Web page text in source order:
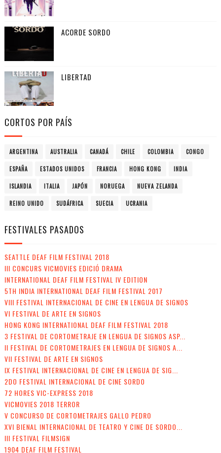
ACORDE SORDO
LIBERTAD
CORTOS POR PAÍS
ARGENTINA AUSTRALIA CANADÁ CHILE COLOMBIA CONGO
ESPAÑA ESTADOS UNIDOS FRANCIA HONG KONG INDIA
ISLANDIA ITALIA JAPÓN NORUEGA NUEVA ZELANDA
REINO UNIDO SUDÁFRICA SUECIA UCRANIA
FESTIVALES PASADOS
SEATTLE DEAF FILM FESTIVAL 2018
III CONCURS VICMOVIES EDICIÓ DRAMA
INTERNATIONAL DEAF FILM FESTIVAL IV EDITION
5TH INDIA INTERNATIONAL DEAF FILM FESTIVAL 2017
VIII FESTIVAL INTERNACIONAL DE CINE EN LENGUA DE SIGNOS
VI FESTIVAL DE ARTE EN SIGNOS
HONG KONG INTERNATIONAL DEAF FILM FESTIVAL 2018
3 FESTIVAL DE CORTOMETRAJE EN LENGUA DE SIGNOS ASP...
II FESTIVAL DE CORTOMETRAJES EN LENGUA DE SIGNOS A...
VII FESTIVAL DE ARTE EN SIGNOS
IX FESTIVAL INTERNACIONAL DE CINE EN LENGUA DE SIG...
2DO FESTIVAL INTERNACIONAL DE CINE SORDO
72 HORES VIC-EXPRESS 2018
VICMOVIES 2018 TERROR
V CONCURSO DE CORTOMETRAJES GALLO PEDRO
XVI BIENAL INTERNACIONAL DE TEATRO Y CINE DE SORDO...
III FESTIVAL FILMSIGN
1904 DEAF FILM FESTIVAL